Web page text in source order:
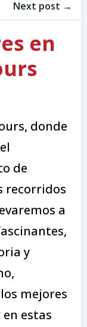
Next post →
en
donde
de
recorridos
a
y
mejores
estas